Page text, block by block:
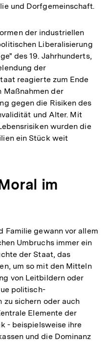
und Dorfgemeinschaft.
der industriellen
Liberalisierung
des 19. Jahrhunderts,
der
reagierte zum Ende
Maßnahmen der
gegen die Risiken des
und Alter. Mit
wurden die
ein Stück weit
im
Familie gewann vor allem
Umbruchs immer ein
der Staat, das
um so mit den Mitteln
von Leitbildern oder
politisch-
sichern oder auch
Elemente der
- beispielsweise ihre
und die Dominanz